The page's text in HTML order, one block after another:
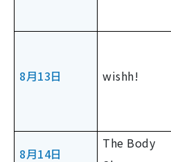
8月13日 wishh!
8月14日
The Body